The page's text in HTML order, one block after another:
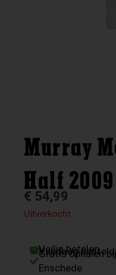
Murray
Half 2009
€ 54,99
Uitverkocht
Veilig betalen
Vandaag
Gratis ophalen
Enschede